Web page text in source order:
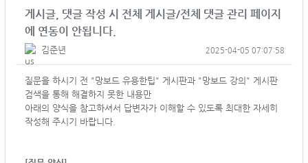
게시글, 댓글 작성 시 전체 게시글/전체 댓글 관리 페이지
에 연동이 안됩니다.
김준년 2025-04-05 07:07:58
질문을 하시기 전 "망보드 유용한팁" 게시판과 "망보드 강의" 게시판
검색을 통해 해결하지 못한 내용만
아래의 양식을 참고하셔서 답변자가 이해할 수 있도록 최대한 자세히
작성해 주시기 바랍니다.